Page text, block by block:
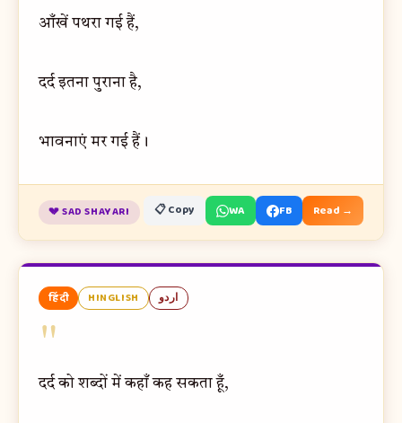
आँखें पथरा गई हैं,
दर्द इतना पुराना है,
भावनाएं मर गई हैं।
💔 SAD SHAYARI 📋 Copy WA FB Read →
हिंदी HINGLISH اردو
"
दर्द को शब्दों में कहाँ कह सकता हूँ,